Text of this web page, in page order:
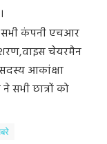
सभी कंपनी एचआर
शरण,वाइस चेयरमैन
आकांक्षा
सभी छात्रों को